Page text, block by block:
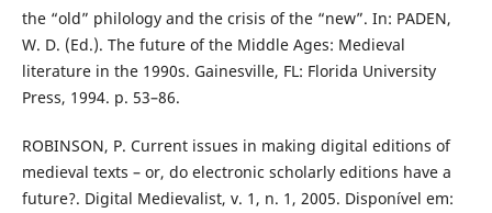
the “old” philology and the crisis of the “new”. In: PADEN,
W. D. (Ed.). The future of the Middle Ages: Medieval
literature in the 1990s. Gainesville, FL: Florida University
Press, 1994. p. 53–86.
ROBINSON, P. Current issues in making digital editions of
medieval texts – or, do electronic scholarly editions have a
future?. Digital Medievalist, v. 1, n. 1, 2005. Disponível em: